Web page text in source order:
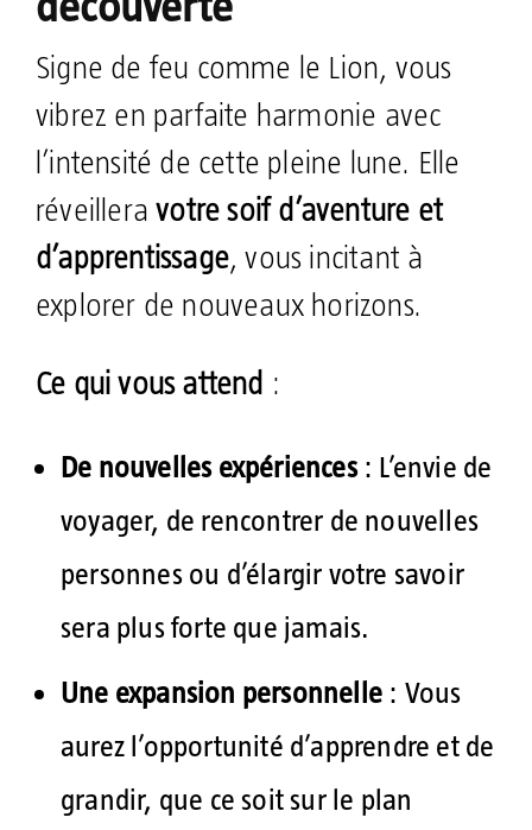
Signe de feu comme le Lion, vous
vibrez en parfaite harmonie avec
l’intensité de cette pleine lune. Elle
réveilleravotre soif d’aventure et
d’apprentissage, vous incitant à
explorer de nouveaux horizons.
Ce qui vous attend :
De nouvelles expériences: L’envie de
voyager, de rencontrer de nouvelles
personnes ou d’élargir votre savoir
sera plus forte que jamais.
Une expansion personnelle : Vous
aurez l’opportunité d’apprendre et de
grandir, que ce soit sur le plan